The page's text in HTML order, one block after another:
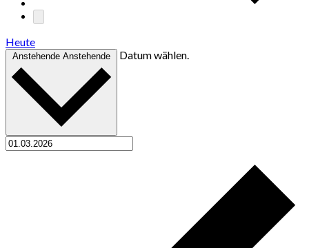
Heute
Anstehende Anstehende Datum wählen.